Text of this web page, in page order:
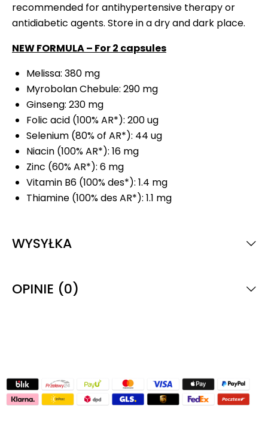
recommended for antihypertensive therapy or
antidiabetic agents. Store in a dry and dark place.
NEW FORMULA – For 2 capsules
Melissa: 380 mg
Myrobolan Chebule: 290 mg
Ginseng: 230 mg
Folic acid (100% AR*): 200 ug
Selenium (80% of AR*): 44 ug
Niacin (100% AR*): 16 mg
Zinc (60% AR*): 6 mg
Vitamin B6 (100% des*): 1.4 mg
Thiamine (100% des AR*): 1.1 mg
WYSYŁKA
OPINIE (0)